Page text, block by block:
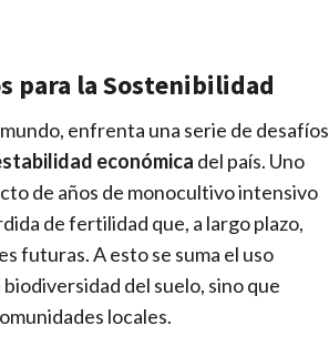
para la Sostenibilidad
enfrenta una serie de desafíos
económica del país. Uno
de años de monocultivo intensivo
de fertilidad que, a largo plazo,
futuras. A esto se suma el uso
del suelo, sino que
locales.